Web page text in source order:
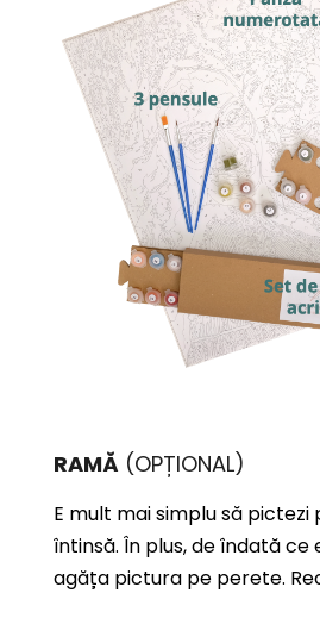
RAMĂ (OPȚIONAL)
E mult mai simplu să pictezi
întinsă. În plus, de îndată ce
agăța pictura pe perete.